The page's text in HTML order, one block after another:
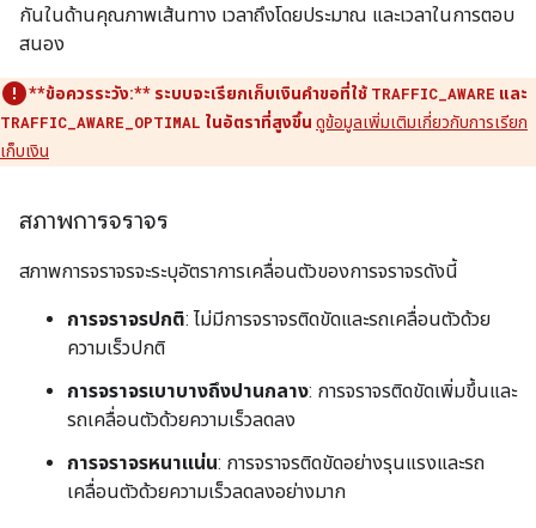
กันในด้านคุณภาพเส้นทาง เวลาถึงโดยประมาณ และเวลาในการตอบ
สนอง
**ข้อควรระวัง:** ระบบจะเรียกเก็บเงินคำขอที่ใช้ TRAFFIC_AWARE และ
TRAFFIC_AWARE_OPTIMAL ในอัตราที่สูงขึ้น ดูข้อมูลเพิ่มเติมเกี่ยวกับการเรียก
เก็บเงิน
สภาพการจราจร
สภาพการจราจรจะระบุอัตราการเคลื่อนตัวของการจราจรดังนี้
การจราจรปกติ: ไม่มีการจราจรติดขัดและรถเคลื่อนตัวด้วย
ความเร็วปกติ
การจราจรเบาบางถึงปานกลาง: การจราจรติดขัดเพิ่มขึ้นและ
รถเคลื่อนตัวด้วยความเร็วลดลง
การจราจรหนาแน่น: การจราจรติดขัดอย่างรุนแรงและรถ
เคลื่อนตัวด้วยความเร็วลดลงอย่างมาก